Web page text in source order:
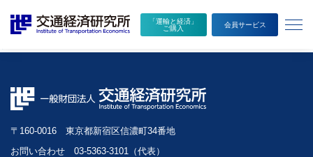
ニ
「運輸と経済」
ご購入
会員サービス
執筆者
〒160-0016 東京都新宿区信濃町34番地
お問い合わせ 03-5363-3101（代表）